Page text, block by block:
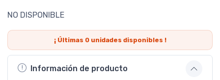
NO DISPONIBLE
¡ Últimas 0unidades disponibles !
Información de producto